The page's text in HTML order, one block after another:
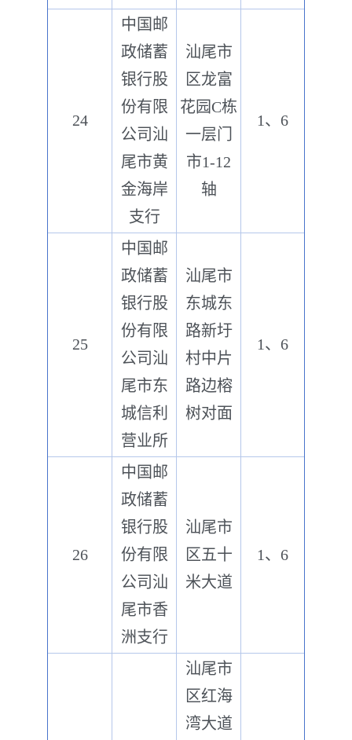
24
中国邮
政储蓄
银行股
份有限
公司汕
尾市黄
金海岸
支行
汕尾市
区龙富
花园C栋
一层门
市1-12
轴
1、6
25
中国邮
政储蓄
银行股
份有限
公司汕
尾市东
城信利
营业所
汕尾市
东城东
路新圩
村中片
路边榕
树对面
1、6
26
中国邮
政储蓄
银行股
份有限
公司汕
尾市香
洲支行
汕尾市
区五十
米大道
1、6
汕尾市
区红海
湾大道